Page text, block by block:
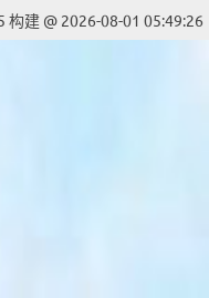
构建 @ 2026-08-01 05:49:26